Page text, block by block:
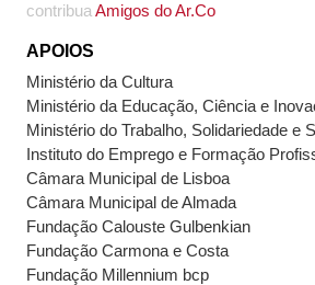
contribua Amigos do Ar.Co
APOIOS
Ministério da Cultura
Ministério da Educação, Ciência e
Ministério do Trabalho, Solidariedade e
Instituto do Emprego e Formação
Câmara Municipal de Lisboa
Câmara Municipal de Almada
Fundação Calouste Gulbenkian
Fundação Carmona e Costa
Fundação Millennium bcp